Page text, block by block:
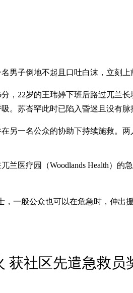
男子倒地不起且口吐白沫，立刻
，22岁的王玮婷下班后路过兀兰
。苏峇罕此时已陷入昏迷且没有脉
另一名公众的协助下持续施救。
兰医疗园（Woodlands Health）
，一般公众也可以在危急时，伸
获社区先遣急救